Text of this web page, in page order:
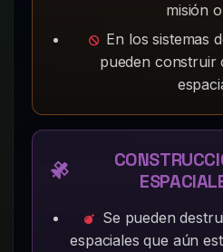
misión
En los sistemas
pueden construir
Se pueden
espaciales que aún